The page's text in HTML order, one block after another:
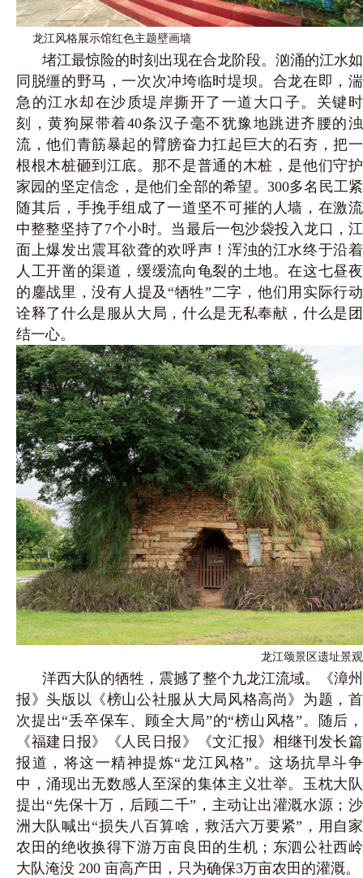
龙江风格展示馆红色主题壁画墙
堵江最惊险的时刻出现在合龙阶段。汹涌的江水如
同脱缰的野马，一次次冲垮临时堤坝。合龙在即，湍
急的江水却在沙质堤岸撕开了一道大口子。关键时
刻，黄狗屎带着40条汉子毫不犹豫地跳进齐腰的浊
流，他们青筋暴起的臂膀奋力扛起巨大的石夯，把一
根根木桩砸到江底。那不是普通的木桩，是他们守护
家园的坚定信念，是他们全部的希望。300多名民工紧
随其后，手挽手组成了一道坚不可摧的人墙，在激流
中整整坚持了7个小时。当最后一包沙袋投入龙口，江
面上爆发出震耳欲聋的欢呼声！浑浊的江水终于沿着
人工开凿的渠道，缓缓流向龟裂的土地。在这七昼夜
的鏖战里，没有人提及“牺牲”二字，他们用实际行动
诠释了什么是服从大局，什么是无私奉献，什么是团
结一心。
龙江颂景区遗址景观
洋西大队的牺牲，震撼了整个九龙江流域。《漳州
报》头版以《榜山公社服从大局风格高尚》为题，首
次提出“丢卒保车、顾全大局”的“榜山风格”。随后，
《福建日报》《人民日报》《文汇报》相继刊发长篇
报道，将这一精神提炼“龙江风格”。这场抗旱斗争
中，涌现出无数感人至深的集体主义壮举。玉枕大队
提出“先保十万，后顾二千”，主动让出灌溉水源；沙
洲大队喊出“损失八百算啥，救活六万要紧”，用自家
农田的绝收换得下游万亩良田的生机；东泗公社西岭
大队淹没 200 亩高产田，只为确保3万亩农田的灌溉。